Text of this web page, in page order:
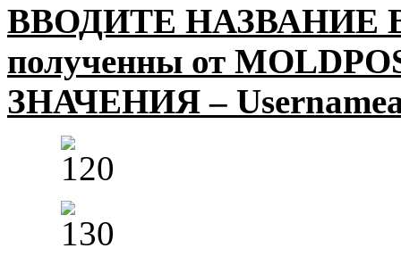
ВВОДИТЕ НАЗВАНИЕ
полученны от
ЗНАЧЕНИЯ – Username